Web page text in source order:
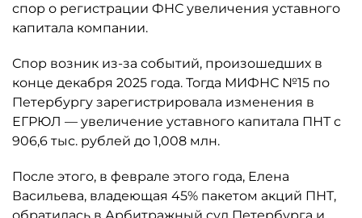
спор о регистрации ФНС увеличения уставного
капитала компании.
Спор возник из-за событий, произошедших в
конце декабря 2025 года. Тогда МИФНС №15 по
Петербургу зарегистрировала изменения в
ЕГРЮЛ — увеличение уставного капитала ПНТ с
906,6 тыс. рублей до 1,008 млн.
После этого, в феврале этого года, Елена
Васильева, владеющая 45% пакетом акций ПНТ,